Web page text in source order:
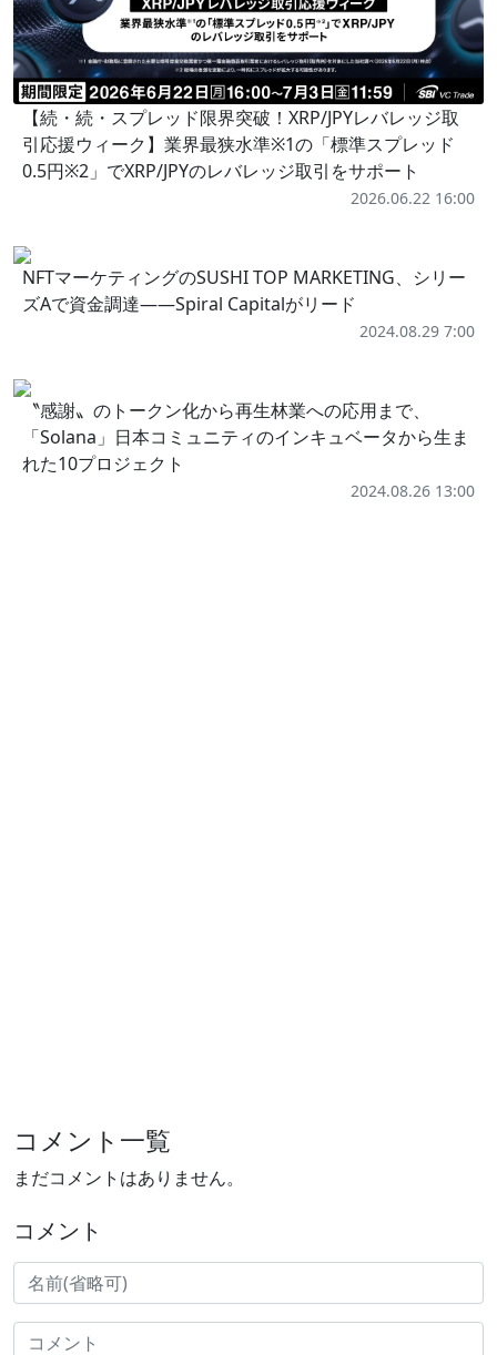
【続・続・スプレッド限界突破！XRP/JPYレバレッジ取
引応援ウィーク】業界最狭水準※1の「標準スプレッド
0.5円※2」でXRP/JPYのレバレッジ取引をサポート
2026.06.22 16:00
NFTマーケティングのSUSHI TOP MARKETING、シリー
ズAで資金調達——Spiral Capitalがリード
2024.08.29 7:00
〝感謝〟のトークン化から再生林業への応用まで、
「Solana」日本コミュニティのインキュベータから生ま
れた10プロジェクト
2024.08.26 13:00
コメント一覧
まだコメントはありません。
コメント